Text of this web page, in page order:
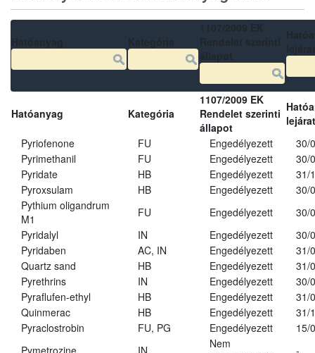
Hatóanyag Kategória
1107/2009 EK
Rendelet szerinti
állapot
Pyriofenone
FU Engedélyezett
30/
Pyrimethanil
FU Engedélyezett
30/
Pyridate
HB Engedélyezett
31/
Pyroxsulam
HB Engedélyezett
30/
Pythium oligandrum
M1
FU Engedélyezett
30/
Pyridalyl
IN Engedélyezett
30/
Pyridaben
AC, IN Engedélyezett
31/
Quartz sand
HB Engedélyezett
31/
Pyrethrins
IN Engedélyezett
30/
Pyraflufen-ethyl
HB Engedélyezett
31/
Quinmerac
HB Engedélyezett
31/
Pyraclostrobin
FU, PG Engedélyezett
15/
Nem